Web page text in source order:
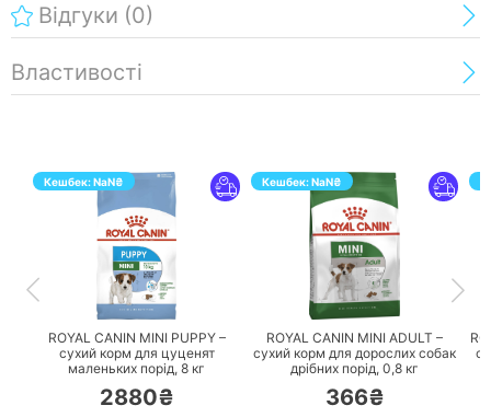
Відгуки (0)
Властивості
Кешбек:NaN₴
ПЕРЕЙТИ
ROYAL CANIN MINI PUPPY –
сухий корм для цуценят
маленьких порід, 8 кг
2880₴
Кешбек:NaN₴
ПЕРЕЙТИ
ROYAL CANIN MINI ADULT –
сухий корм для дорослих собак
дрібних порід, 0,8 кг
366₴